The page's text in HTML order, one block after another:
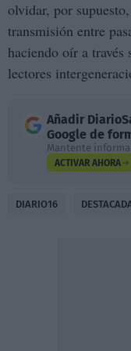
olvidar, por
transmisión entre
haciendo oír a través
lectores
Añadir
Google de
Mantente
ACTIVAR AHORA
DIARIO16